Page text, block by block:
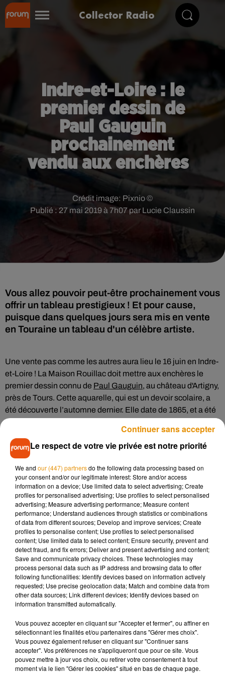
Collector Radio
Indre-et-Loire : le
premier dessin de
Paul Gauguin
prochainement
vendu aux enchères
Publié : 27 mai 2019 à 7h07 par Lucie Claussin
Crédit image: Pixnio ©
Vous allez pouvoir peut-être prochainement vous
offrir un tableau prestigieux ! Et pour cause,
puisque dans quelques jours sera mis en vente
en Touraine un tableau d'un célèbre artiste.
Une vente pas comme les autres aura lieu le 16 juin en Indre-
et-Loire ! La Maison Rouillac doit mettre aux enchères le
premier dessin connu de Paul Gauguin, au château d'Artigny,
près de Tours. Cette aquarelle, qui est un devoir scolaire, a
été découverte l’automne dernier. Elle date de 1865, et a été
réalisée lorsque le peintre avait 17 ans et été élève au lycée
d’Orléans. Il y avait d’ailleurs vécu durant 9 ans.
Le tableau de 39,5 cm de largeur et 25 cm de hauteur, peint
intitulé «Chalet suisse en bord de Loire» devrait être mis à
prix à 50 000 euros.
Musique
7 août 2026
Madonna sort enfin le remix de « Love
Sensation » avec Kylie Minogue
7 août 2026
Angèle et Amélie Lens dévoilent leur
collaboration tant attendue
Le respect de votre vie privée est notre priorité
We and our (447) partnersdo the following data processing based on
your consent and/or our legitimate interest: Store and/or access
information on a device; Use limited data to select advertising; Create
profiles for personalised advertising; Use profiles to select personalised
advertising; Measure advertising performance; Measure content
performance; Understand audiences through statistics or combinations
of data from different sources; Develop and improve services; Create
profiles to personalise content; Use profiles to select personalised
content; Use limited data to select content; Ensure security, prevent and
detect fraud, and fix errors; Deliver and present advertising and content;
Save and communicate privacy choices. These technologies may
process personal data such as IP address and browsing data to offer
following functionalities: Identify devices based on information actively
requested; Use precise geolocation data; Match and combine data from
other data sources; Link different devices; Identify devices based on
information transmitted automatically.
Vous pouvez accepter en cliquant sur "Accepter et fermer", ou affiner en
sélectionnant les finalités et/ou partenaires dans "Gérer mes choix".
Vous pouvez également refuser en cliquant sur "Continuer sans
accepter". Vos préférences ne s'appliqueront que pour ce site. Vous
pouvez mettre à jour vos choix, ou retirer votre consentement à tout
moment via le lien "Gérer les cookies" situé en bas de chaque page.
Continuer sans accepter